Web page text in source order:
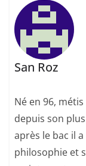
San Roz
Né en 96,
depuis son
après le bac il
philosophie et